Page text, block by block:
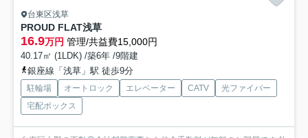
台東区浅草
PROUD FLAT浅草
16.9万円 管理/共益費15,000円
40.17㎡ (1LDK) /築6年 /9階建
銀座線「浅草」駅 徒歩9分
駐輪場 オートロック エレベーター CATV
光ファイバー
宅配ボックス